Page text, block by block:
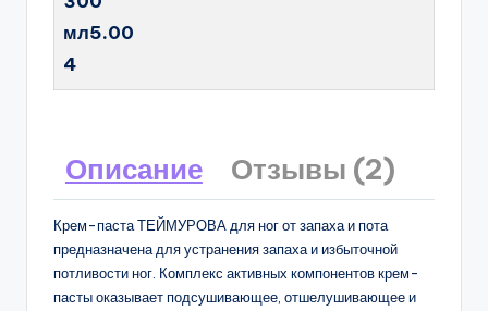
мл5.00
4
Описание Отзывы (2)
Крем-паста ТЕЙМУРОВА для ног от запаха и пота
предназначена для устранения запаха и избыточной
потливости ног. Комплекс активных компонентов крем-
пасты оказывает подсушивающее, отшелушивающее и